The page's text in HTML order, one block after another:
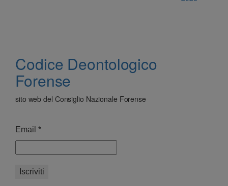
Codice Deontologico
Forense
sito web del Consiglio Nazionale Forense
Email *